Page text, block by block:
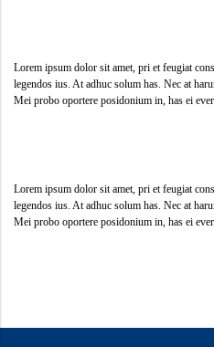
Lorem ipsum dolor sit amet, pri et feugiat
legendos ius. At adhuc solum has. Nec at
Mei probo oportere posidonium in, has ei
Lorem ipsum dolor sit amet, pri et feugiat
legendos ius. At adhuc solum has. Nec at
Mei probo oportere posidonium in, has ei